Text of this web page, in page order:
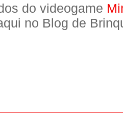
do videogame
no Blog de